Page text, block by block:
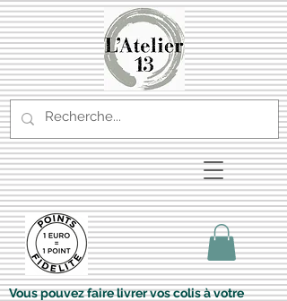
Vous pouvez faire livrer vos colis à votre